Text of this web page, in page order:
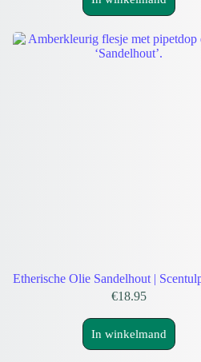
Etherische Olie Sandelhout |
€18.95
In winkelmand